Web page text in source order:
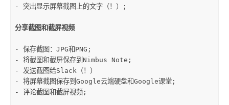
- 突出显示屏幕截图上的文字（！）;
分享截图和截屏视频
- 保存截图：JPG和PNG;
- 将截图和截屏保存到Nimbus Note;
- 发送截图给Slack（！）
- 将屏幕截图保存到Google云端硬盘和Google课堂;
- 评论截图和截屏视频;